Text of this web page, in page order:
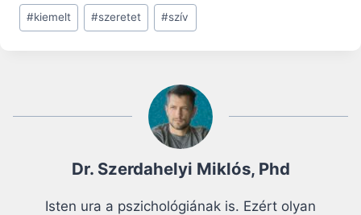
#kiemelt #szeretet #szív
Dr. Szerdahelyi Miklós, Phd
Isten ura a pszichológiának is. Ezért olyan